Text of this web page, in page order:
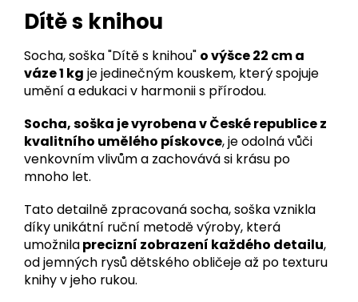
Dítě s knihou
Socha, soška "Dítě s knihou" o výšce 22 cm a
váze 1 kg je jedinečným kouskem, který spojuje
umění a edukaci v harmonii s přírodou.
Socha, soška je vyrobena v České republice z
kvalitního umělého pískovce, je odolná vůči
venkovním vlivům a zachovává si krásu po
mnoho let.
Tato detailně zpracovaná socha, soška vznikla
díky unikátní ruční metodě výroby, která
umožnilaprecizní zobrazení každého detailu,
od jemných rysů dětského obličeje až po texturu
knihy v jeho rukou.